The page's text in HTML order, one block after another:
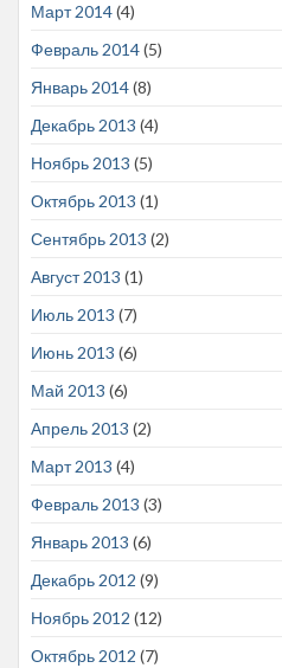
Март 2014(4)
Февраль 2014(5)
Январь 2014(8)
Декабрь 2013 (4)
Ноябрь 2013 (5)
Октябрь 2013 (1)
Сентябрь 2013 (2)
Август 2013 (1)
Июль 2013 (7)
Июнь 2013 (6)
Май 2013 (6)
Апрель 2013 (2)
Март 2013 (4)
Февраль 2013 (3)
Январь 2013 (6)
Декабрь 2012 (9)
Ноябрь 2012 (12)
Октябрь 2012 (7)